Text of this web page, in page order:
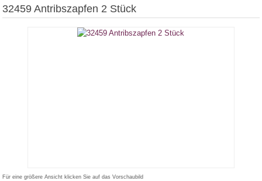
32459 Antribszapfen 2 Stück
Für eine größere Ansicht klicken Sie auf das Vorschaubild